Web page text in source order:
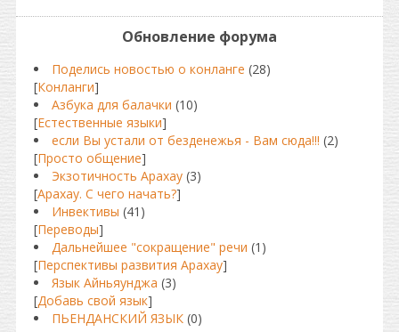
Обновление форума
Поделись новостью о конланге (28)
[Конланги]
Азбука для балачки (10)
[Естественные языки]
если Вы устали от безденежья - Вам сюда!!! (2)
[Просто общение]
Экзотичность Арахау (3)
[Арахау. С чего начать?]
Инвективы (41)
[Переводы]
Дальнейшее "сокращение" речи (1)
[Перспективы развития Арахау]
Язык Айньяунджа (3)
[Добавь свой язык]
ПЬЕНДАНСКИЙ ЯЗЫК (0)